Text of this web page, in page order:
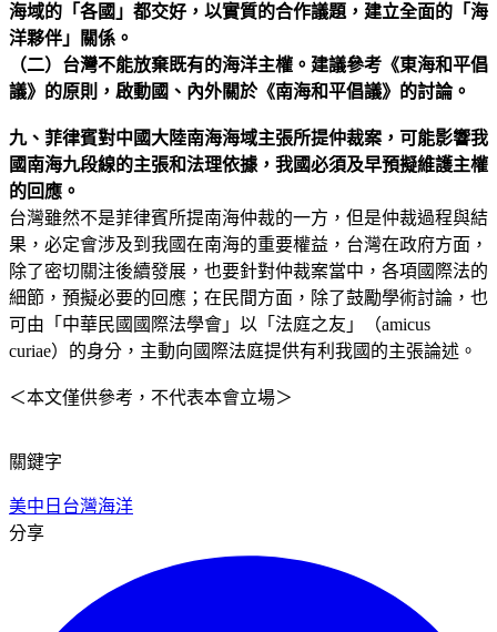
海域的「各國」都交好，以實質的合作議題，建立全面的「海
洋夥伴」關係。
（二）台灣不能放棄既有的海洋主權。建議參考《東海和平倡
議》的原則，啟動國、內外關於《南海和平倡議》的討論。
九、菲律賓對中國大陸南海海域主張所提仲裁案，可能影響我
國南海九段線的主張和法理依據，我國必須及早預擬維護主權
的回應。
台灣雖然不是菲律賓所提南海仲裁的一方，但是仲裁過程與結
果，必定會涉及到我國在南海的重要權益，台灣在政府方面，
除了密切關注後續發展，也要針對仲裁案當中，各項國際法的
細節，預擬必要的回應；在民間方面，除了鼓勵學術討論，也
可由「中華民國國際法學會」以「法庭之友」（amicus
curiae）的身分，主動向國際法庭提供有利我國的主張論述。
＜本文僅供參考，不代表本會立場＞
關鍵字
美中日 台灣海洋
分享